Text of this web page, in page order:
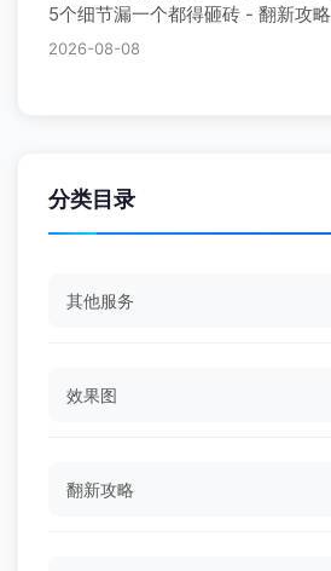
5个细节漏一个都得砸砖 - 翻新攻略
2026-08-08
分类目录
其他服务
效果图
翻新攻略